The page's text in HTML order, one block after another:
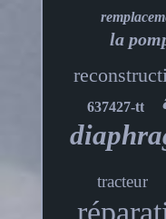
la
637427-tt
tracteur